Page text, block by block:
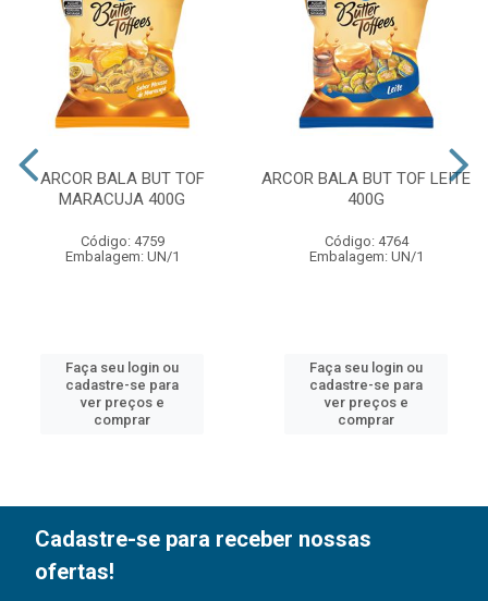
ARCOR BALA BUT TOF
MARACUJA 400G
Código: 4759
Embalagem: UN/1
Faça seu login ou
cadastre-se para
ver preços e
comprar
ARCOR BALA BUT TOF LEITE
400G
Código: 4764
Embalagem: UN/1
Faça seu login ou
cadastre-se para
ver preços e
comprar
Cadastre-se para receber nossas
ofertas!